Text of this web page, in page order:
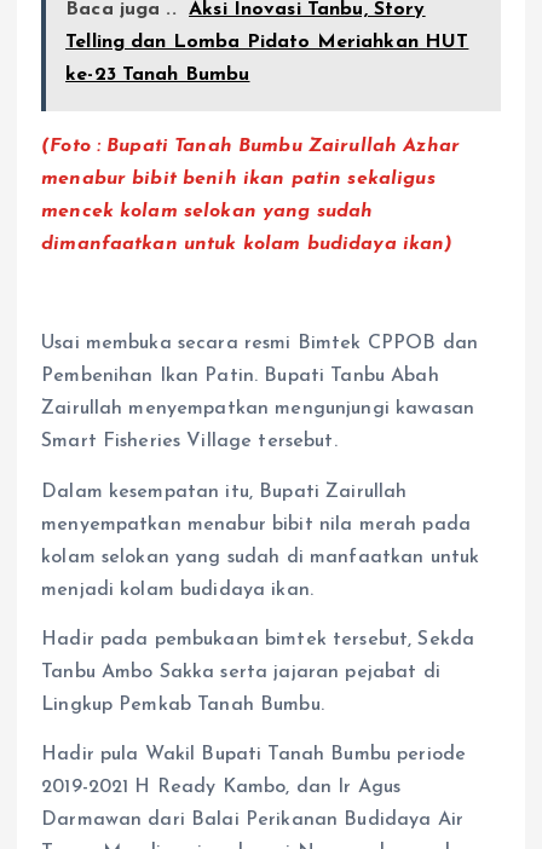
Baca juga ..
Aksi Inovasi Tanbu, Story
Telling dan Lomba Pidato Meriahkan HUT
ke-23 Tanah Bumbu
(Foto : Bupati Tanah Bumbu Zairullah Azhar
menabur bibit benih ikan patin sekaligus
mencek kolam selokan yang sudah
dimanfaatkan untuk kolam budidaya ikan)
Usai membuka secara resmi Bimtek CPPOB dan
Pembenihan Ikan Patin. Bupati Tanbu Abah
Zairullah menyempatkan mengunjungi kawasan
Smart Fisheries Village tersebut.
Dalam kesempatan itu, Bupati Zairullah
menyempatkan menabur bibit nila merah pada
kolam selokan yang sudah di manfaatkan untuk
menjadi kolam budidaya ikan.
Hadir pada pembukaan bimtek tersebut, Sekda
Tanbu Ambo Sakka serta jajaran pejabat di
Lingkup Pemkab Tanah Bumbu.
Hadir pula Wakil Bupati Tanah Bumbu periode
2019-2021 H Ready Kambo, dan Ir Agus
Darmawan dari Balai Perikanan Budidaya Air